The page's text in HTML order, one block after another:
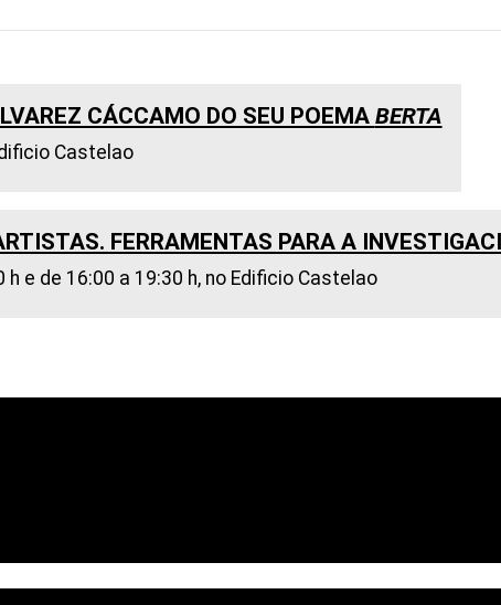
CÁCCAMO DO SEU POEMA BERTA
Castelao
FERRAMENTAS PARA A
e de 16:00 a 19:30 h, no Edificio Castelao